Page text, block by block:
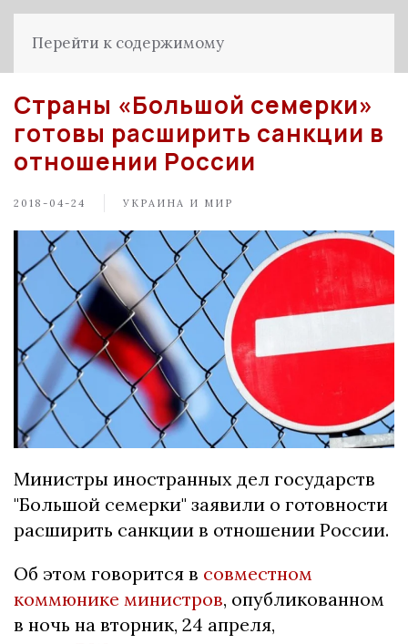
Перейти к содержимому
Страны «Большой семерки»
готовы расширить санкции в
отношении России
2018-04-24 УКРАИНА И МИР
Министры иностранных дел государств
"Большой семерки" заявили о готовности
расширить санкции в отношении России.
Об этом говорится в совместном
коммюнике министров, опубликованном
в ночь на вторник, 24 апреля,